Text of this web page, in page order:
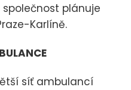
plánuje
Karlíně.
síť ambulancí